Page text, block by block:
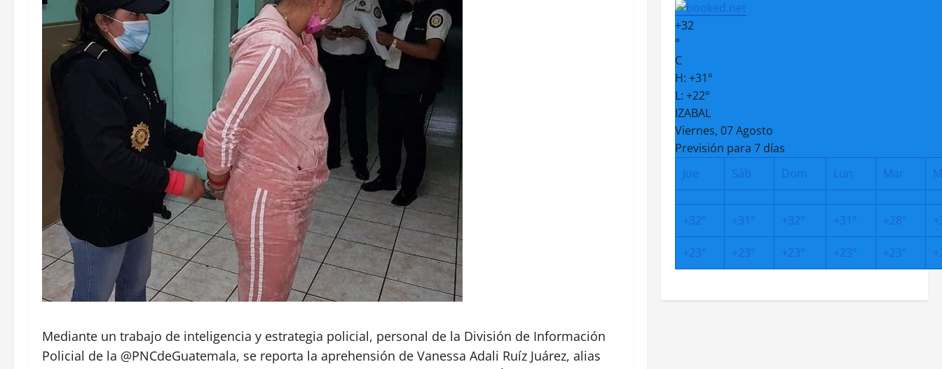
Mediante un trabajo de inteligencia y estrategia policial, personal de la División de Información
Policial de la @PNCdeGuatemala, se reporta la aprehensión de Vanessa Adali Ruíz Juárez, alias
+32
°
C
H: +31°
L: +22°
IZABAL
Viernes, 07 Agosto
Previsión para 7 días
Jue
Sáb Dom Lun Mar
+32° +31° +32° +31° +28° +
+23° +23° +23° +23° +23° +